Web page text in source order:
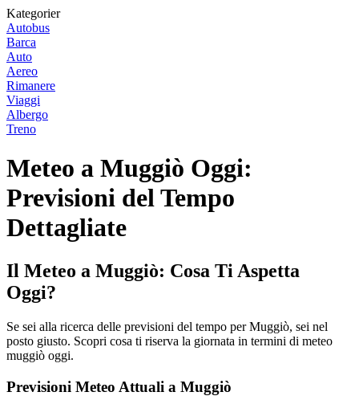
Kategorier
Autobus
Barca
Auto
Aereo
Rimanere
Viaggi
Albergo
Treno
Meteo a Muggiò Oggi:
Previsioni del Tempo
Dettagliate
Il Meteo a Muggiò: Cosa Ti Aspetta
Oggi?
Se sei alla ricerca delle previsioni del tempo per Muggiò, sei nel
posto giusto. Scopri cosa ti riserva la giornata in termini di meteo
muggiò oggi.
Previsioni Meteo Attuali a Muggiò